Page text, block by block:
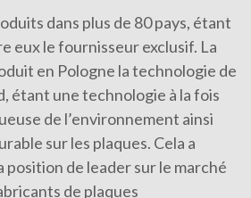
dans plus de 80 pays, étant
eux le fournisseur exclusif. La
en Pologne la technologie de
étant une technologie à la fois
de l’environnement ainsi
sur les plaques. Cela a
position de leader sur le marché
de plaques